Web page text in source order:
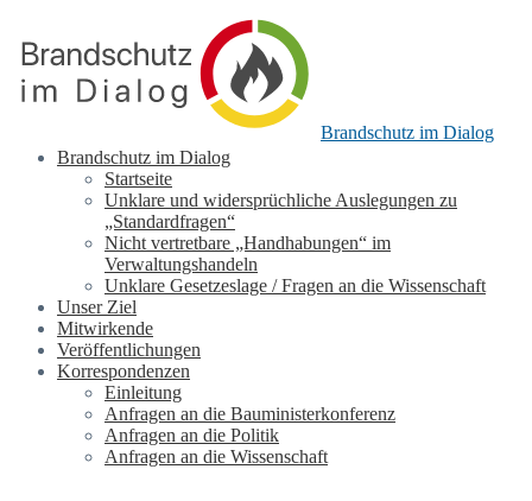
Brandschutz im Dialog
Brandschutz im Dialog
Startseite
Unklare und widersprüchliche Auslegungen zu
„Standardfragen“
Nicht vertretbare „Handhabungen“ im
Verwaltungshandeln
Unklare Gesetzeslage / Fragen an die Wissenschaft
Unser Ziel
Mitwirkende
Veröffentlichungen
Korrespondenzen
Einleitung
Anfragen an die Bauministerkonferenz
Anfragen an die Politik
Anfragen an die Wissenschaft